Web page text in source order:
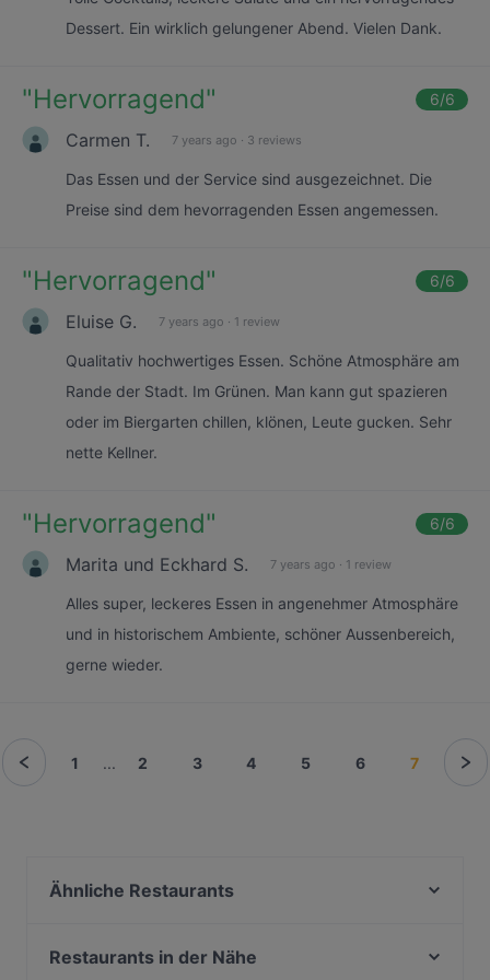
Dessert. Ein wirklich gelungener Abend. Vielen Dank.
"Hervorragend" 6/6
Carmen T. 7 years ago · 3 reviews
Das Essen und der Service sind ausgezeichnet. Die
Preise sind dem hevorragenden Essen angemessen.
"Hervorragend" 6/6
Eluise G. 7 years ago · 1 review
Qualitativ hochwertiges Essen. Schöne Atmosphäre am
Rande der Stadt. Im Grünen. Man kann gut spazieren
oder im Biergarten chillen, klönen, Leute gucken. Sehr
nette Kellner.
"Hervorragend" 6/6
Marita und Eckhard S. 7 years ago · 1 review
Alles super, leckeres Essen in angenehmer Atmosphäre
und in historischem Ambiente, schöner Aussenbereich,
gerne wieder.
1 ... 2 3 4 5 6 7
Ähnliche Restaurants
Restaurant Morgenland
Restaurants in der Nähe